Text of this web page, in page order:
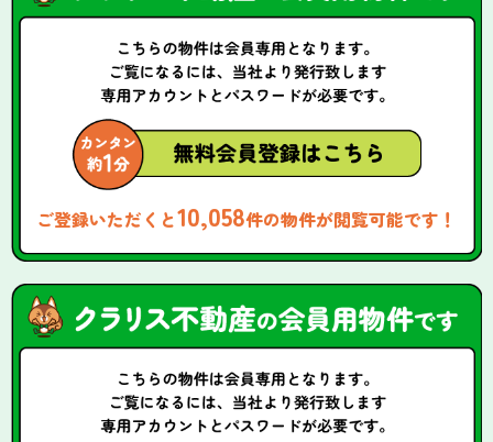
ご登録いただくと10,058件の物件が閲覧可能です！